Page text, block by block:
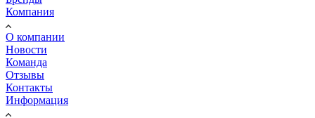
Компания
О компании
Новости
Команда
Отзывы
Контакты
Информация